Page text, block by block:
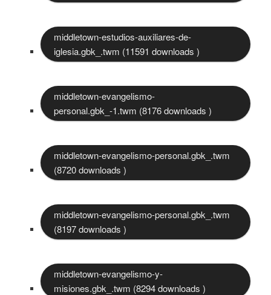
middletown-estudios-auxiliares-de-
iglesia.gbk_.twm (11591 downloads )
middletown-evangelismo-
personal.gbk_-1.twm (8176 downloads )
middletown-evangelismo-personal.gbk_.twm
(8720 downloads )
middletown-evangelismo-personal.gbk_.twm
(8197 downloads )
middletown-evangelismo-y-
misiones.gbk_.twm (8294 downloads )